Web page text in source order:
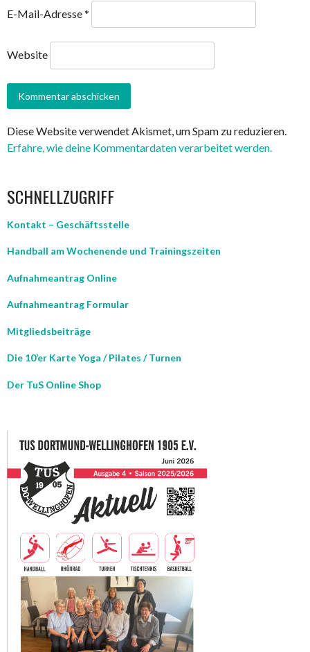
E-Mail-Adresse*
Website
Diese Website verwendet Akismet, um Spam zu reduzieren.
Erfahre, wie deine Kommentardaten verarbeitet werden.
SCHNELLZUGRIFF
Kontakt – Geschäftsstelle
Handball am Wochenende und Trainingszeiten
Aufnahmeantrag Online
Aufnahmeantrag Formular
Mitgliedsbeiträge
Die 10’er Karte Yoga / Pilates / Turnen
Der TuS Online Shop